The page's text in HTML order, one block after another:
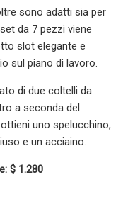
sono adatti sia per
da 7 pezzi viene
slot elegante e
sul piano di lavoro.
di due coltelli da
a seconda del
uno spelucchino,
e un acciaino.
$ 1.280